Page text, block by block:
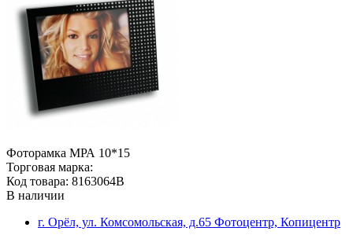
Фоторамка МРА 10*15
Торговая марка:
Код товара: 8163064B
В наличии
г. Орёл, ул. Комсомольская, д.65 Фотоцентр, Копицентр